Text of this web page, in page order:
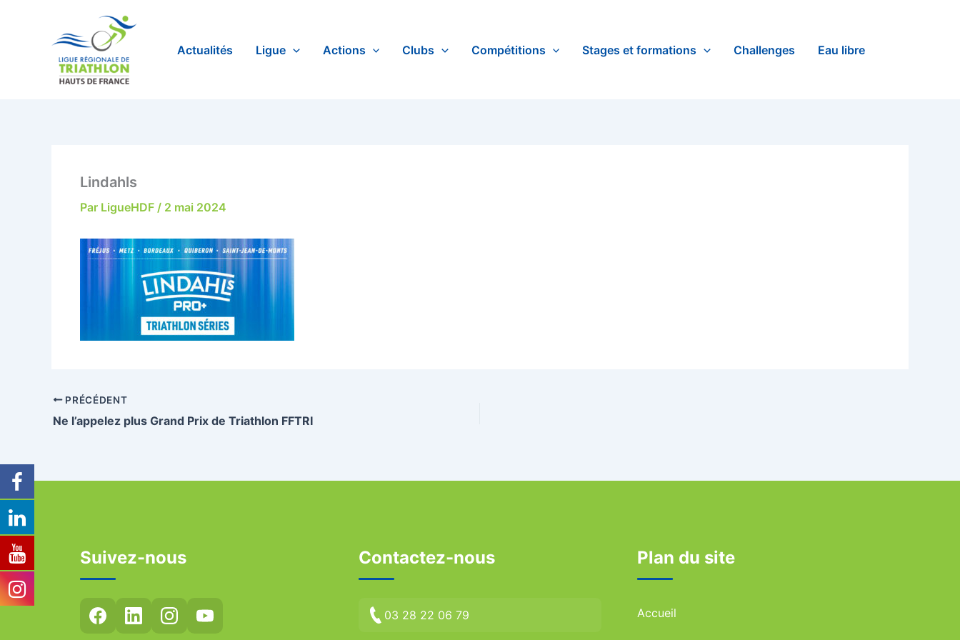
Actualités Ligue Actions Clubs Compétitions Stages et formations Challenges Eau libre
Lindahls
Par LigueHDF / 2 mai 2024
PRÉCÉDENT
Ne l’appelez plus Grand Prix de Triathlon FFTRI
Suivez-nous Contactez-nous
03 28 22 06 79
Plan du site
Accueil